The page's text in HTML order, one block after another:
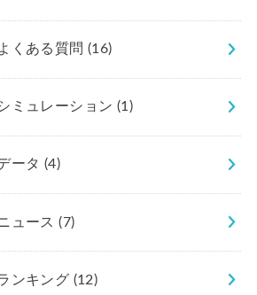
くある質問(16)
ミュレーション (1)
ータ (4)
ュース(7)
ンキング (12)